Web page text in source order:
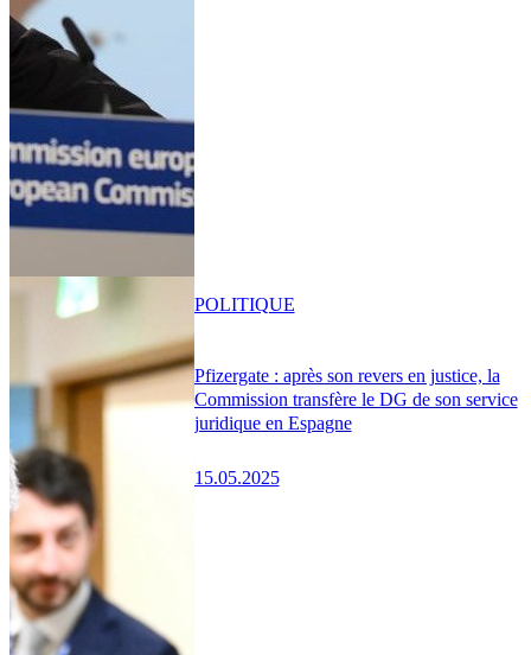
Pfizergate : après son revers en justice, la
Commission transfère le DG de son service
juridique en Espagne
15.05.2025
POLITIQUE